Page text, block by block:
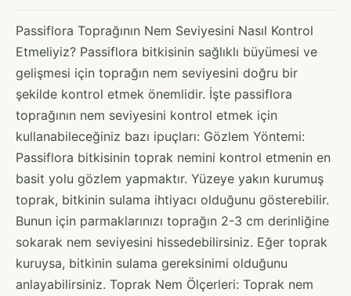
Passiflora Toprağının Nem Seviyesini Nasıl Kontrol
Etmeliyiz? Passiflora bitkisinin sağlıklı büyümesi ve
gelişmesi için toprağın nem seviyesini doğru bir
şekilde kontrol etmek önemlidir. İşte passiflora
toprağının nem seviyesini kontrol etmek için
kullanabileceğiniz bazı ipuçları: Gözlem Yöntemi:
Passiflora bitkisinin toprak nemini kontrol etmenin en
basit yolu gözlem yapmaktır. Yüzeye yakın kurumuş
toprak, bitkinin sulama ihtiyacı olduğunu gösterebilir.
Bunun için parmaklarınızı toprağın 2-3 cm derinliğine
sokarak nem seviyesini hissedebilirsiniz. Eğer toprak
kuruysa, bitkinin sulama gereksinimi olduğunu
anlayabilirsiniz. Toprak Nem Ölçerleri: Toprak nem